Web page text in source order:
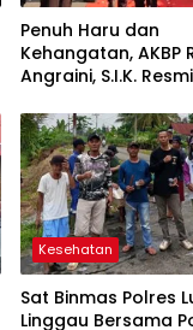
Penuh Haru dan
Kehangatan, AKBP
Angraini, S.I.K.
Kesehatan
Sat Binmas Polres
Linggau Bersama